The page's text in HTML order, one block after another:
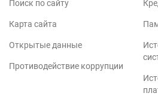
Поиск по сайту
Карта сайта
Открытые данные
Противодействие коррупции